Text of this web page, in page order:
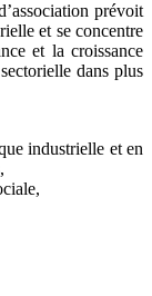
prévoit
et se concentre
et la croissance
dans plus
industrielle et en